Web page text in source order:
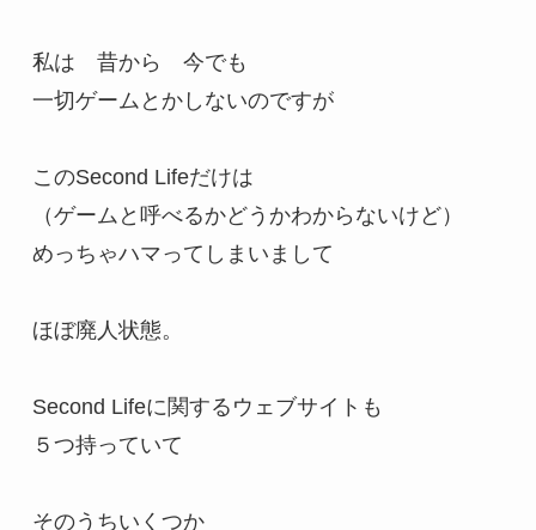
私は　昔から　今でも
一切ゲームとかしないのですが
このSecond Lifeだけは
（ゲームと呼べるかどうかわからないけど）
めっちゃハマってしまいまして
ほぼ廃人状態。
Second Lifeに関するウェブサイトも
５つ持っていて
そのうちいくつか